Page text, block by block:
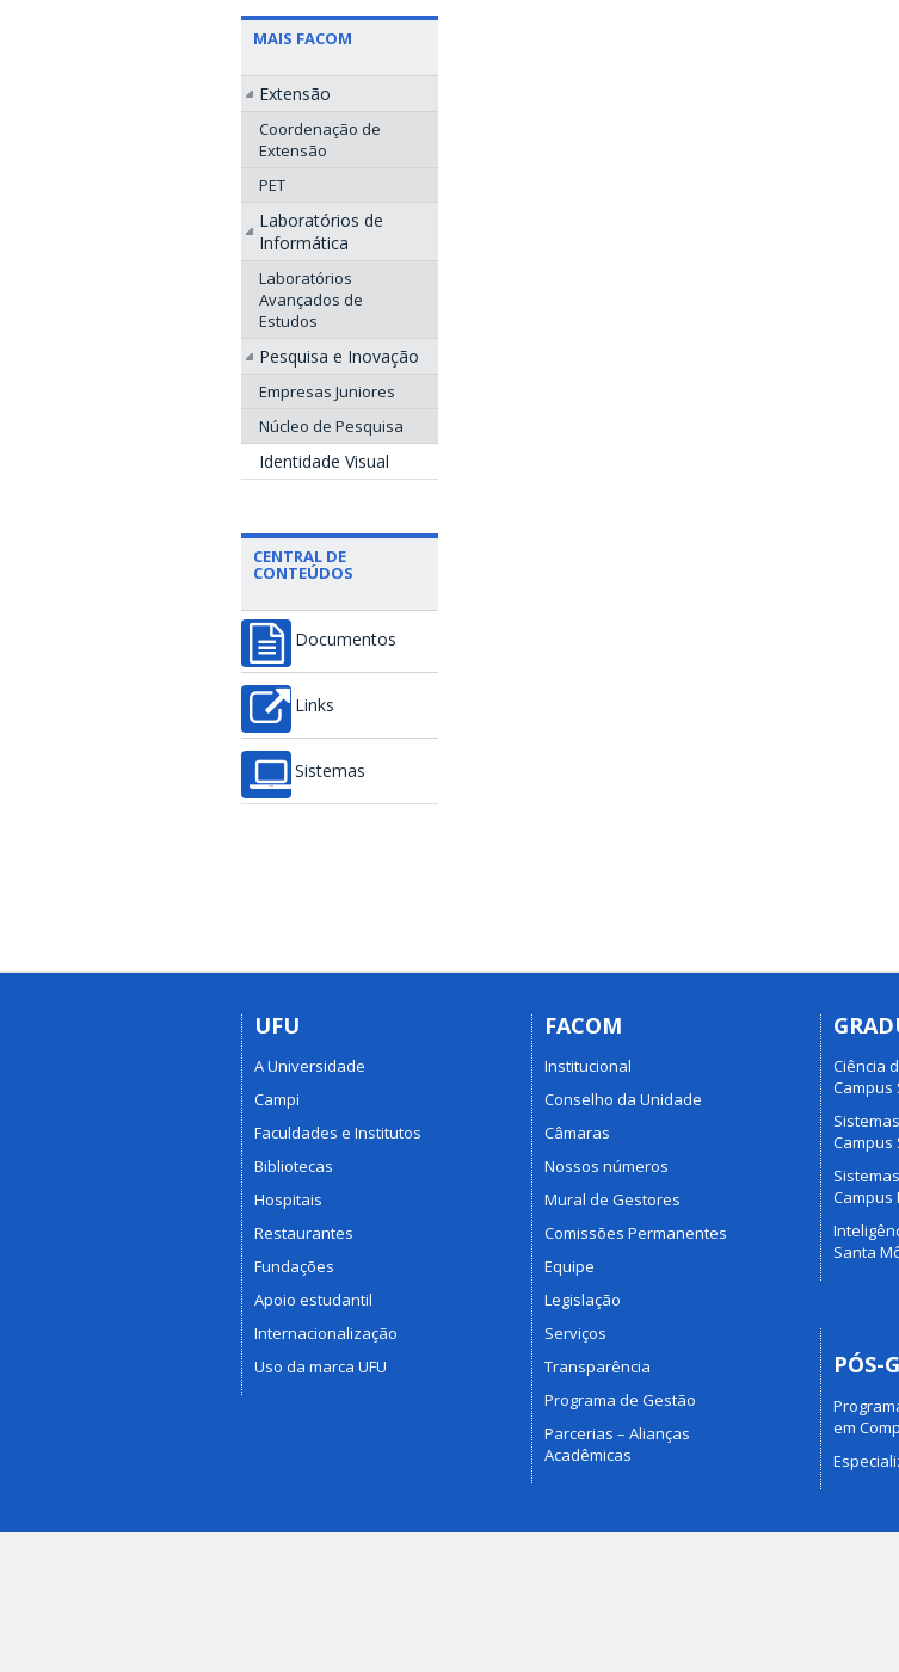
MAIS FACOM
Extensão
Coordenação de
Extensão
PET
Laboratórios de
Informática
Laboratórios
Avançados de
Estudos
Pesquisa e Inovação
Empresas Juniores
Núcleo de Pesquisa
Identidade Visual
CENTRAL DE
CONTEÚDOS
Documentos
Links
Sistemas
UFU
A Universidade
Campi
Faculdades e Institutos
Bibliotecas
Hospitais
Restaurantes
Fundações
Apoio estudantil
Internacionalização
Uso da marca UFU
FACOM
Institucional
Conselho da Unidade
Câmaras
Nossos números
Mural de Gestores
Comissões Permanentes
Equipe
Legislação
Serviços
Transparência
Programa de Gestão
Parcerias – Alianças
Acadêmicas
Ciência
Campus
Campus
Campus
Santa
PÓS-
em